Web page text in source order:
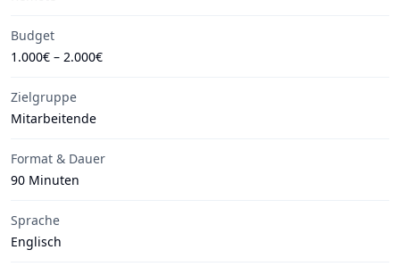
Budget
1.000€ – 2.000€
Zielgruppe
Mitarbeitende
Format & Dauer
90 Minuten
Sprache
Englisch